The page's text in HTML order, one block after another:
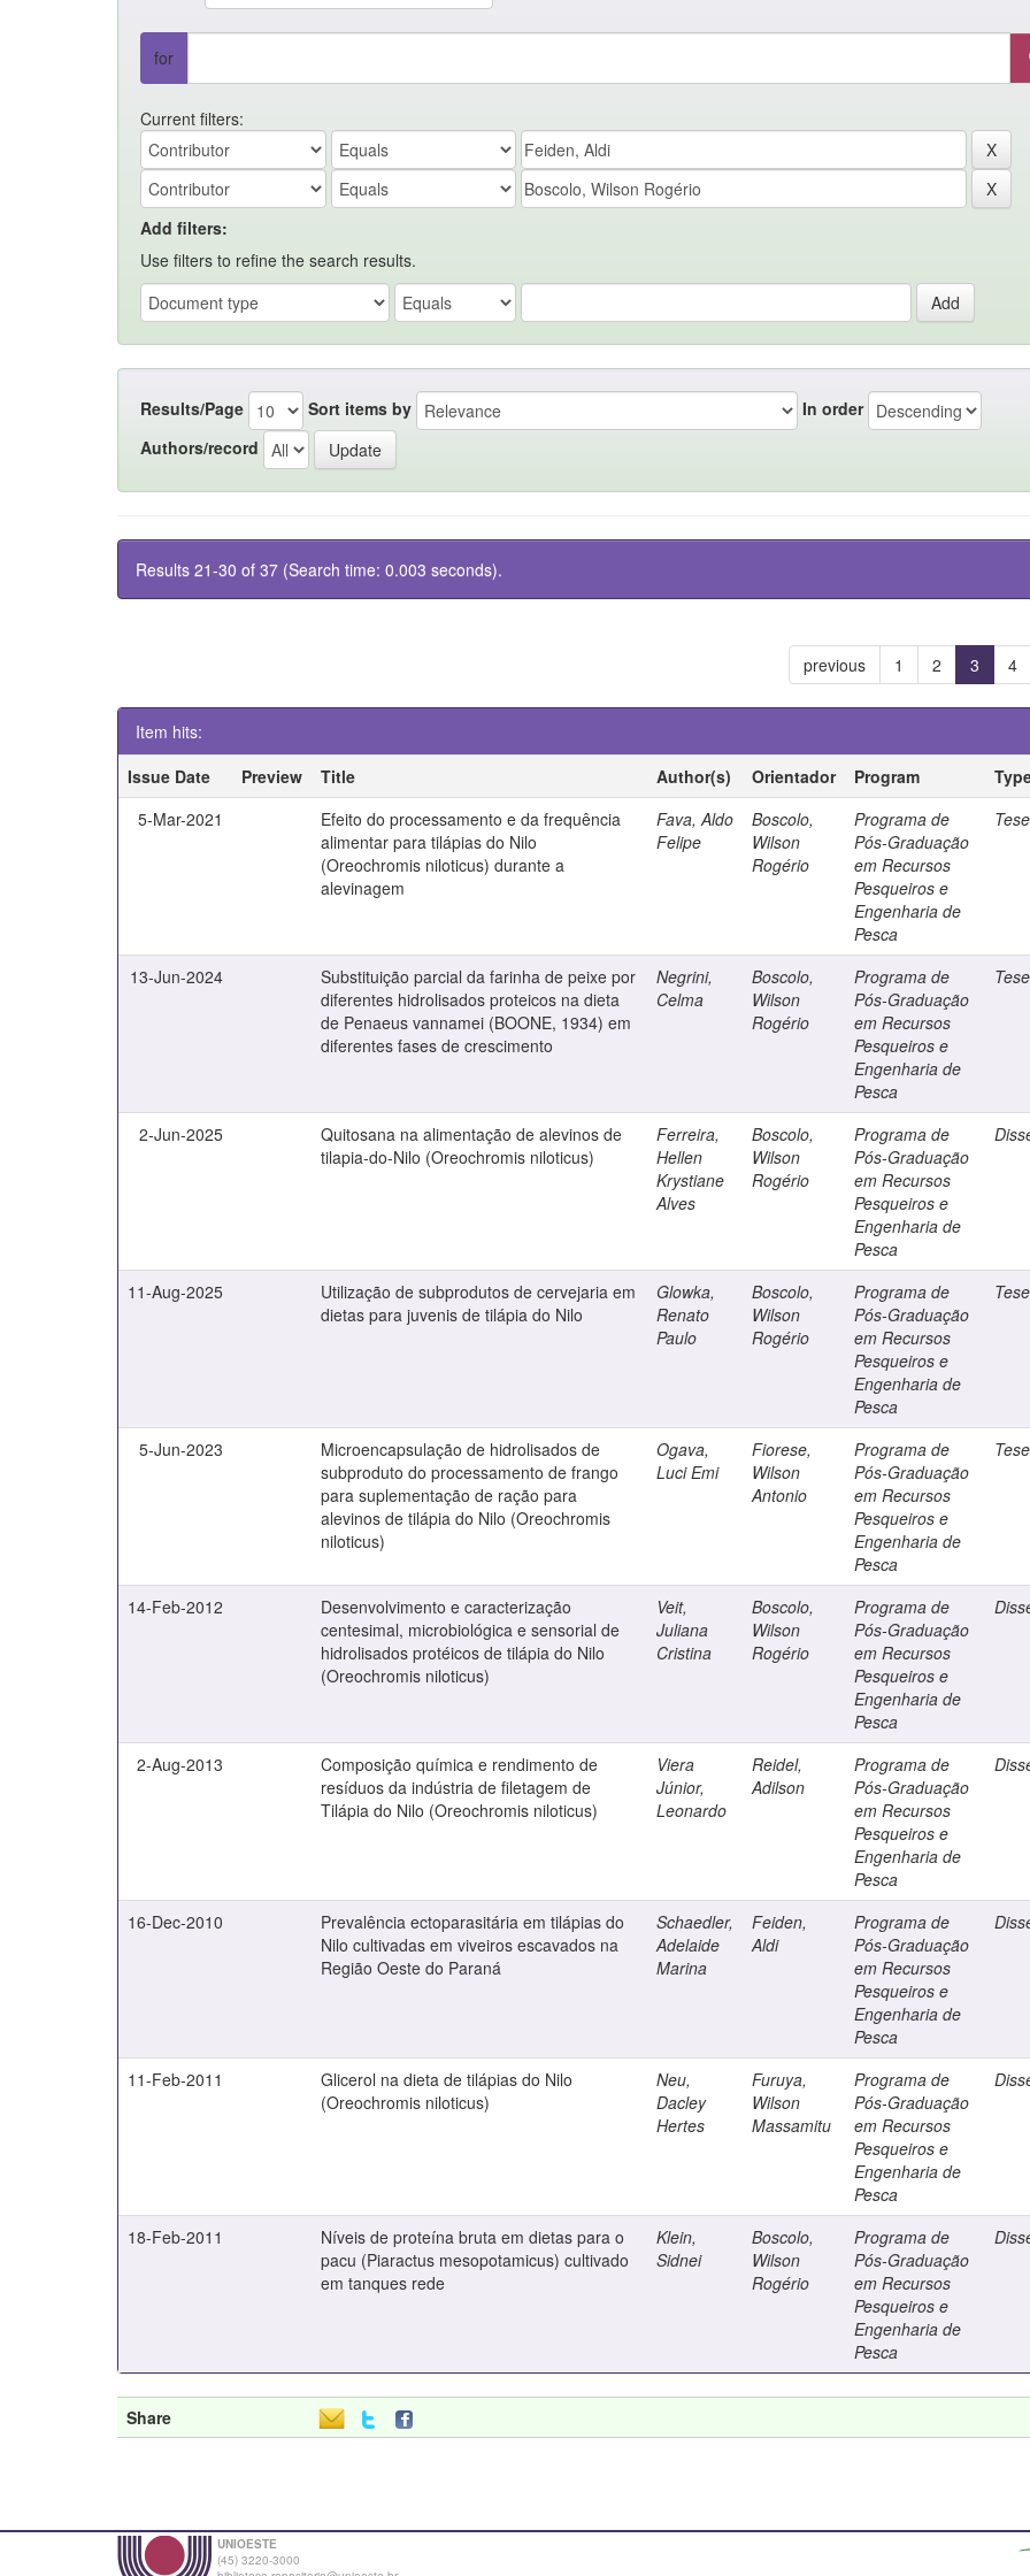
for
Current filters:
Add filters:
Use filters to refine the search results.
Results/Page Sort items by
In order
Authors/record
Results 21-30 of 37 (Search time: 0.003 seconds).
previous 1 2 3 4
Item hits:
Issue Date
Preview Title Author(s) Orientador Program
5-Mar-2021
Efeito do processamento e da frequência
alimentar para tilápias do Nilo
(Oreochromis niloticus) durante a
alevinagem
Fava, Aldo
Felipe
Boscolo,
Wilson
Rogério
Programa de
Pós-Graduação
em Recursos
Pesqueiros e
Engenharia de
Pesca
Tese
13-Jun-2024
Substituição parcial da farinha de peixe por
diferentes hidrolisados proteicos na dieta
de Penaeus vannamei (BOONE, 1934) em
diferentes fases de crescimento
Negrini,
Celma
Boscolo,
Wilson
Rogério
Programa de
Pós-Graduação
em Recursos
Pesqueiros e
Engenharia de
Pesca
Tese
2-Jun-2025
Quitosana na alimentação de alevinos de
tilapia-do-Nilo (Oreochromis niloticus)
Ferreira,
Hellen
Krystiane
Alves
Boscolo,
Wilson
Rogério
Programa de
Pós-Graduação
em Recursos
Pesqueiros e
Engenharia de
Pesca
11-Aug-2025
Utilização de subprodutos de cervejaria em
dietas para juvenis de tilápia do Nilo
Glowka,
Renato
Paulo
Boscolo,
Wilson
Rogério
Programa de
Pós-Graduação
em Recursos
Pesqueiros e
Engenharia de
Pesca
Tese
5-Jun-2023
Microencapsulação de hidrolisados de
subproduto do processamento de frango
para suplementação de ração para
alevinos de tilápia do Nilo (Oreochromis
niloticus)
Ogava,
Luci Emi
Fiorese,
Wilson
Antonio
Programa de
Pós-Graduação
em Recursos
Pesqueiros e
Engenharia de
Pesca
Tese
14-Feb-2012
Desenvolvimento e caracterização
centesimal, microbiológica e sensorial de
hidrolisados protéicos de tilápia do Nilo
(Oreochromis niloticus)
Veit,
Juliana
Cristina
Boscolo,
Wilson
Rogério
Programa de
Pós-Graduação
em Recursos
Pesqueiros e
Engenharia de
Pesca
2-Aug-2013
Composição química e rendimento de
resíduos da indústria de filetagem de
Tilápia do Nilo (Oreochromis niloticus)
Viera
Júnior,
Leonardo
Reidel,
Adilson
Programa de
Pós-Graduação
em Recursos
Pesqueiros e
Engenharia de
Pesca
16-Dec-2010
Prevalência ectoparasitária em tilápias do
Nilo cultivadas em viveiros escavados na
Região Oeste do Paraná
Schaedler,
Adelaide
Marina
Feiden,
Aldi
Programa de
Pós-Graduação
em Recursos
Pesqueiros e
Engenharia de
Pesca
11-Feb-2011
Glicerol na dieta de tilápias do Nilo
(Oreochromis niloticus)
Neu,
Dacley
Hertes
Furuya,
Wilson
Massamitu
Programa de
Pós-Graduação
em Recursos
Pesqueiros e
Engenharia de
Pesca
18-Feb-2011
Níveis de proteína bruta em dietas para o
pacu (Piaractus mesopotamicus) cultivado
em tanques rede
Klein,
Sidnei
Boscolo,
Wilson
Rogério
Programa de
Pós-Graduação
em Recursos
Pesqueiros e
Engenharia de
Pesca
Share
UNIOESTE
(45) 3220-3000